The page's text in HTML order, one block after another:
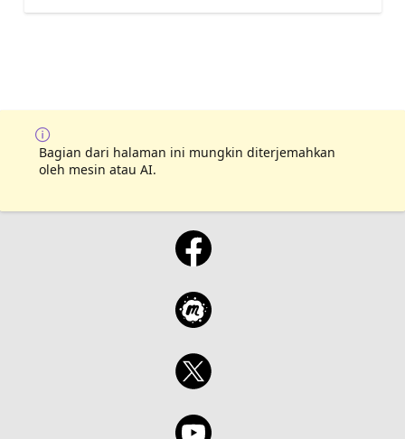
Bagian dari halaman ini mungkin diterjemahkan
oleh mesin atau AI.